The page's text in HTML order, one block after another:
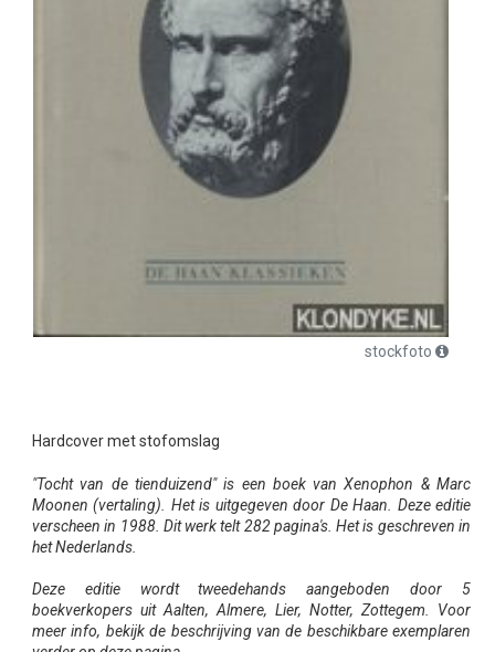
stockfoto
Hardcover met stofomslag
"Tocht van de tienduizend" is een boek van Xenophon & Marc
Moonen (vertaling). Het is uitgegeven door De Haan. Deze editie
verscheen in 1988. Dit werk telt 282 pagina's. Het is geschreven in
het Nederlands.
Deze editie wordt tweedehands aangeboden door 5
boekverkopers uit Aalten, Almere, Lier, Notter, Zottegem. Voor
meer info, bekijk de beschrijving van de beschikbare exemplaren